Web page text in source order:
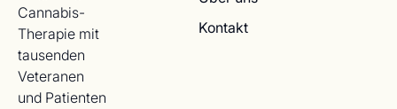
Cannabis-
Therapie mit
tausenden
Veteranen
und Patienten
Kontakt